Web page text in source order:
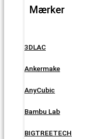
Mærker
3DLAC
Ankermake
AnyCubic
Bambu Lab
BIGTREETECH